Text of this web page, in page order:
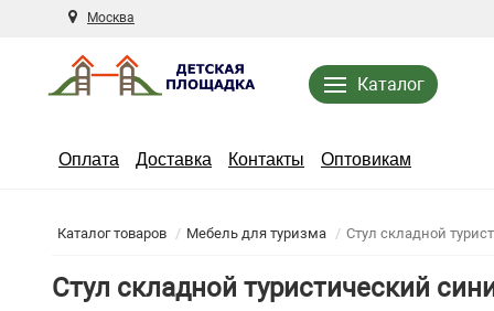
Москва
Каталог
Оплата Доставка Контакты Оптовикам
Каталог товаров Мебель для туризма Стул складной
Стул складной туристический